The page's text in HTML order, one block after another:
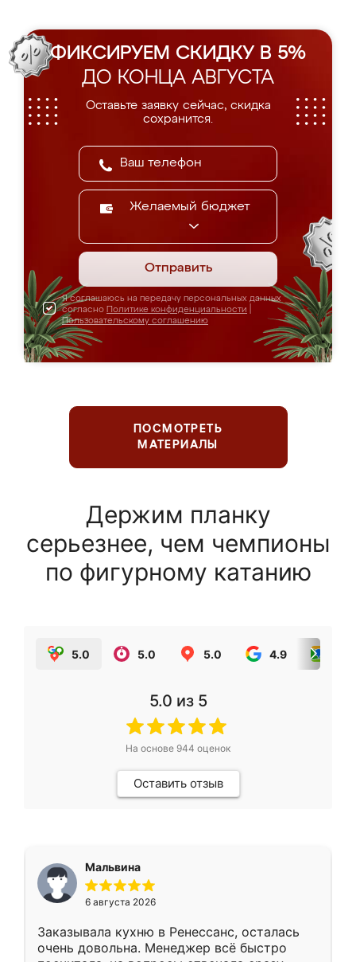
ФИКСИРУЕМ СКИДКУ В 5%
ДО КОНЦА АВГУСТА
Оставьте заявку сейчас, скидка
сохранится.
Желаемый бюджет
Отправить
Я соглашаюсь на передачу персональных данных
согласно Политике конфиденциальности
Пользовательскому соглашению
ПОСМОТРЕТЬ
МАТЕРИАЛЫ
Держим планку
серьезнее, чем чемпионы
по фигурному катанию
5.0 5.0 5.0 4.9
5.0 из 5
На основе 944 оценок
Оставить отзыв
Мальвина
6 августа 2026
Заказывала кухню в Ренессанс, осталась
очень довольна. Менеджер всё быстро